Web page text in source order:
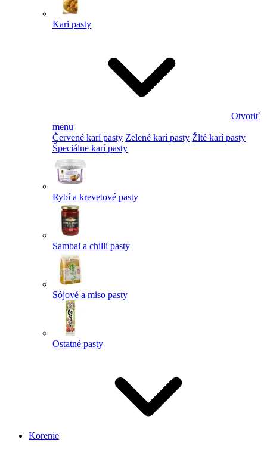
Kari pasty
Otvoriť
menu
Červené karí pasty Zelené karí pasty Žlté karí pasty
Špeciálne karí pasty
Rybí a krevetové pasty
Sambal a chilli pasty
Sójové a miso pasty
Ostatné pasty
Korenie